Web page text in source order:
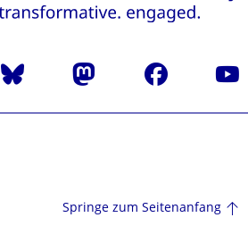
Bluesky Mastodon Facebook
Springe zum Seitenanfang